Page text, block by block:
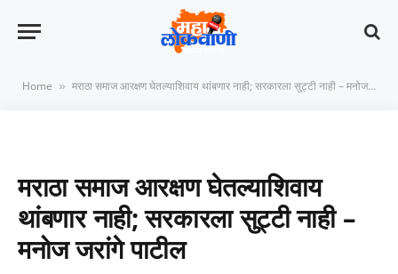
Home » मराठा समाज आरक्षण घेतल्याशिवाय थांबणार नाही; सरकारला सुट्टी नाही – मनोज जरांगे पाटील
मराठा समाज आरक्षण घेतल्याशिवाय
थांबणार नाही; सरकारला सुट्टी नाही –
मनोज जरांगे पाटील